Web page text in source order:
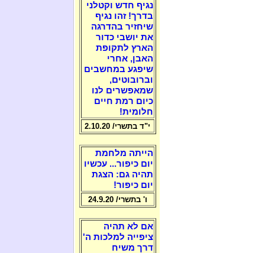
נגיף חדש וקטלני
בדרך! זהו נגיף
שיחזיר בהדרגה
את יושבי כדור
הארץ לתקופת
האבן, אחרי
שיפגע במחשבים
וברובוטים,
שמאפשרים לנו
כיום רמת חיים
חלומית!
י"ד בתשרי/ 2.10.20
הייתה מלחמת
יום כיפור... עכשיו
תהיה גם: הצגת
יום כיפור!
ו' בתשרי/ 24.9.20
אם לא תהיה
ציפייה למלכות ה'
דרך משיח